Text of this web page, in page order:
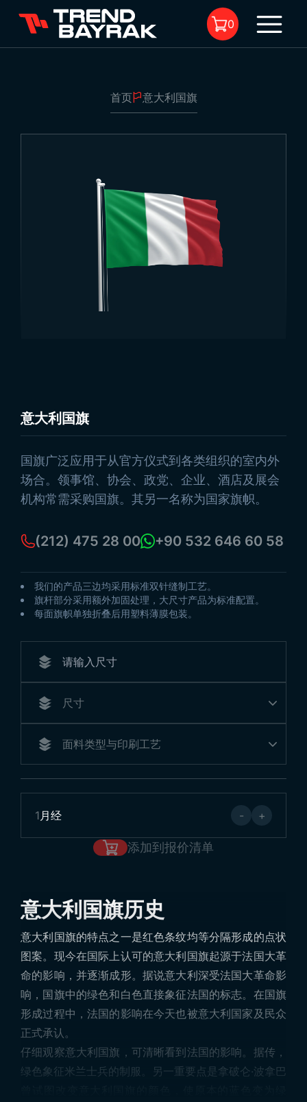
面料类型与印刷工艺:
0
首页 意大利国旗
意大利国旗
国旗广泛应用于从官方仪式到各类组织的室内外
场合。领事馆、协会、政党、企业、酒店及展会
机构常需采购国旗。其另一名称为国家旗帜。
(212) 475 28 00 +90 532 646 60 58
我们的产品三边均采用标准双针缝制工艺。
旗杆部分采用额外加固处理，大尺寸产品为标准配置。
每面旗帜单独折叠后用塑料薄膜包装。
1月经 - +
添加到报价清单
意大利国旗历史
意大利国旗的特点之一是红色条纹均等分隔形成的点状
图案。现今在国际上认可的意大利国旗起源于法国大革
命的影响，并逐渐成形。据说意大利深受法国大革命影
响，国旗中的绿色和白色直接象征法国的标志。在国旗
形成过程中，法国的影响在今天也被意大利国家及民众
正式承认。
仔细观察意大利国旗，可清晰看到法国的影响。据传，
绿色象征米兰士兵的制服。另一重要点是拿破仑·波拿巴